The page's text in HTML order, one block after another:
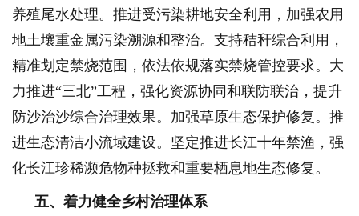
养殖尾水处理。推进受污染耕地安全利用，加强农用
地土壤重金属污染溯源和整治。支持秸秆综合利用，
精准划定禁烧范围，依法依规落实禁烧管控要求。大
力推进“三北”工程，强化资源协同和联防联治，提升
防沙治沙综合治理效果。加强草原生态保护修复。推
进生态清洁小流域建设。坚定推进长江十年禁渔，强
化长江珍稀濒危物种拯救和重要栖息地生态修复。
五、着力健全乡村治理体系